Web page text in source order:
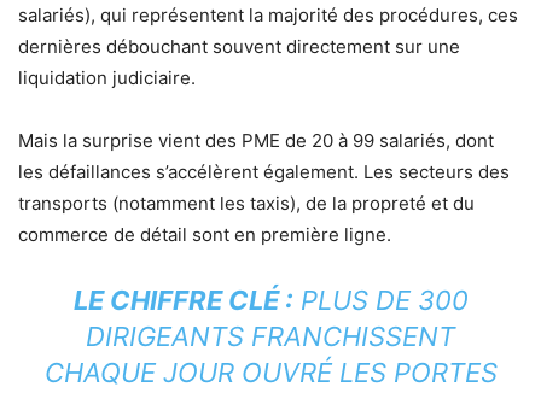
salariés), qui représentent la majorité des procédures, ces
dernières débouchant souvent directement sur une
liquidation judiciaire.
Mais la surprise vient des PME de 20 à 99 salariés, dont
les défaillances s’accélèrent également. Les secteurs des
transports (notamment les taxis), de la propreté et du
commerce de détail sont en première ligne.
LE CHIFFRE CLÉ : PLUS DE 300
DIRIGEANTS FRANCHISSENT
CHAQUE JOUR OUVRÉ LES PORTES